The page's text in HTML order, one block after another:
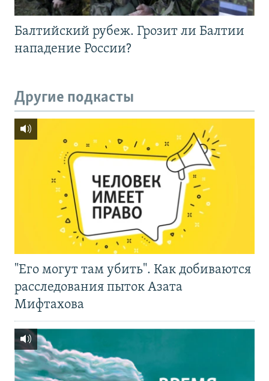
Балтийский рубеж. Грозит ли Балтии
нападение России?
Другие подкасты
"Его могут там убить". Как добиваются
расследования пыток Азата
Мифтахова